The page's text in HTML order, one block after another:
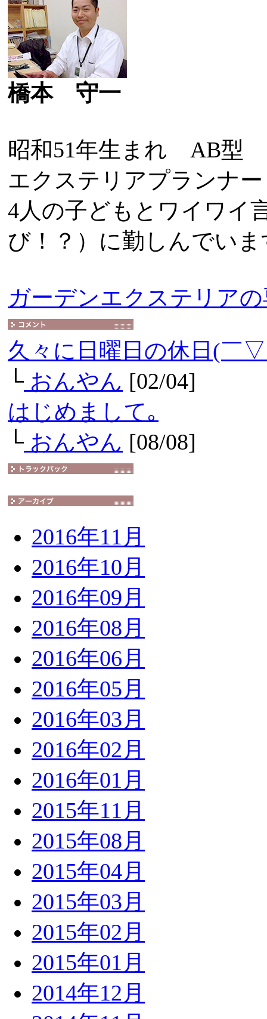
橋本 守一
昭和51年生まれ AB型
エクステリアプランナー
4人の子どもとワイワイ
び！？）に勤しんでいま
ガーデンエクステリア
久々に日曜日の休日(￣
└おんやん [02/04]
はじめまして｡
└おんやん [08/08]
2016年11月
2016年10月
2016年09月
2016年08月
2016年06月
2016年05月
2016年03月
2016年02月
2016年01月
2015年11月
2015年08月
2015年04月
2015年03月
2015年02月
2015年01月
2014年12月